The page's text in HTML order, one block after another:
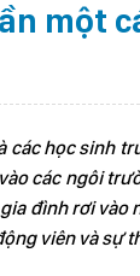
một
học sinh
các ngôi
đình rơi
viên và sự